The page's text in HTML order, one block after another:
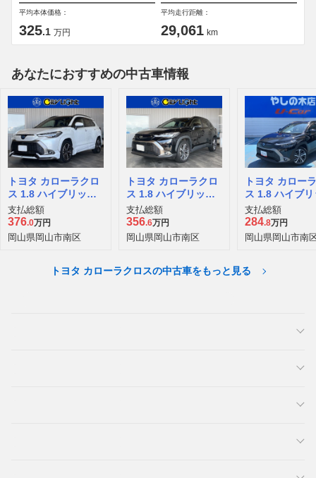
平均本体価格：
325.1 万円
平均走行距離：
29,061 km
あなたにおすすめの中古車情報
トヨタ カローラクロ
ス 1.8 ハイブリッド
Z
支払総額
376.0万円
岡山県岡山市南区
トヨタ カローラクロ
ス 1.8 ハイブリッド
Z
支払総額
356.6万円
岡山県岡山市南区
トヨタ カロー
ス 1.8 ハイブリ
Z
支払総額
284.8万円
岡山県岡山市南
トヨタ カローラクロスの中古車をもっと見る